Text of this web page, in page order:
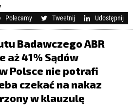
Polecamy Tweetnij Udostępnij
Badawczego ABR
aż 41% Sądów
Polsce nie potrafi
czekać na nakaz
w klauzulę